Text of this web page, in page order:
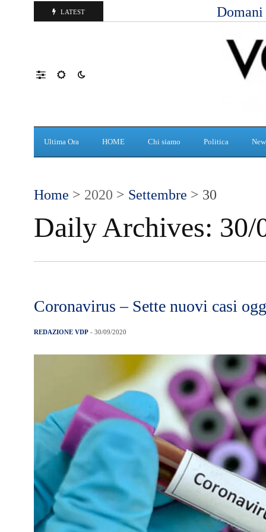
LATEST
Ultima Ora HOME Chi siamo Politica
Home > 2020 > Settembre > 30
Daily Archives: 30/
Coronavirus – Sette nuovi casi
REDAZIONE VDP - 30/09/2020